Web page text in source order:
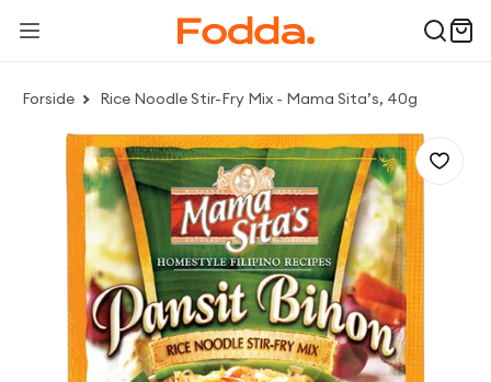
Forside Rice Noodle Stir-Fry Mix - Mama Sita’s, 40g